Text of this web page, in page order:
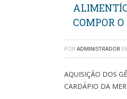
COMPOR
POR ADMINISTRADOR
AQUISIÇÃO DOS
CARDÁPIO DA